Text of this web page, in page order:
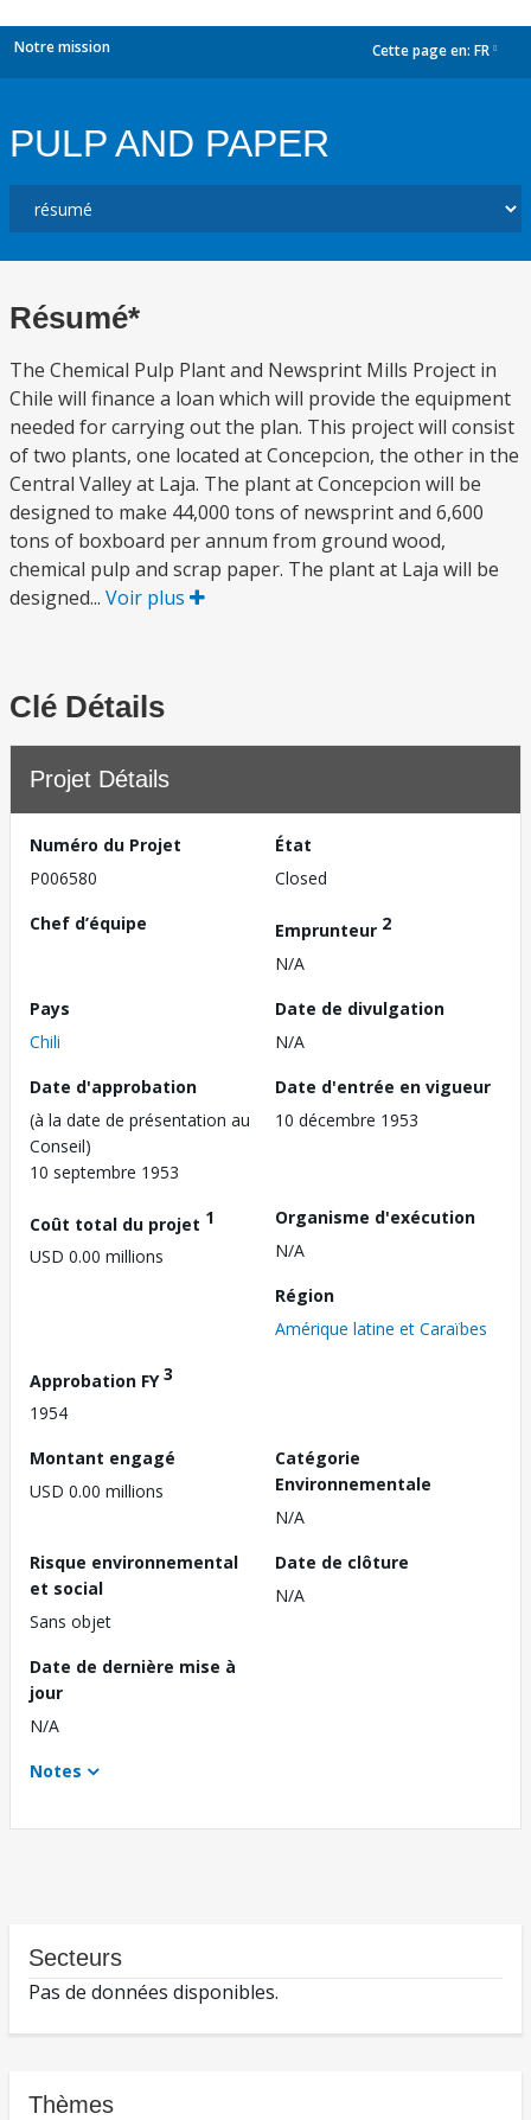
Notre mission Cette page en: FR
PULP AND PAPER
Résumé*
The Chemical Pulp Plant and Newsprint Mills Project in
Chile will finance a loan which will provide the equipment
needed for carrying out the plan. This project will consist
of two plants, one located at Concepcion, the other in the
Central Valley at Laja. The plant at Concepcion will be
designed to make 44,000 tons of newsprint and 6,600
tons of boxboard per annum from ground wood,
chemical pulp and scrap paper. The plant at Laja will be
designed... Voir plus
Clé Détails
Projet Détails
Numéro du Projet
P006580
État
Closed
Chef d’équipe
Emprunteur 2
N/A
Pays
Chili
Date de divulgation
N/A
Date d'approbation
(à la date de présentation au
Conseil)
10 septembre 1953
Date d'entrée en vigueur
10 décembre 1953
Coût total du projet 1
USD 0.00 millions
Organisme d'exécution
N/A
Région
Amérique latine et Caraïbes
Approbation FY3
1954
Montant engagé
USD 0.00 millions
Catégorie
Environnementale
N/A
Risque environnemental
et social
Sans objet
Date de clôture
N/A
Date de dernière mise à
jour
N/A
Notes
Secteurs
Pas de données disponibles.
Thèmes